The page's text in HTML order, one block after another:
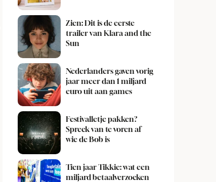
Zien: Dit is de eerste
trailer van Klara and the
Sun
Nederlanders gaven vorig
jaar meer dan 1 miljard
euro uit aan games
Festivalletje pakken?
Spreek van te voren af
wie de Bob is
Tien jaar Tikkie: wat een
miljard betaalverzoeken